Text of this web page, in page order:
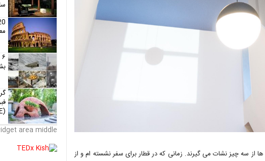
سه چیز نشات می گیرند. زمانی که در قطار برای سفر نشسته ام و از
(FABRICKATE)
area middle